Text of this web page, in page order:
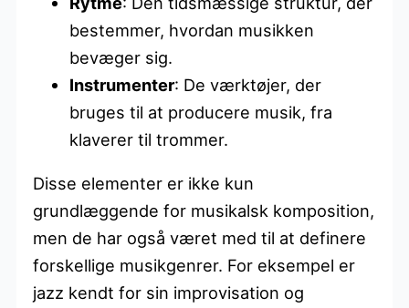
bestemmer, hvordan musikken
bevæger sig.
Instrumenter: De værktøjer, der
bruges til at producere musik, fra
klaverer til trommer.
Disse elementer er ikke kun
grundlæggende for musikalsk komposition,
men de har også været med til at definere
forskellige musikgenrer. For eksempel er
jazz kendt for sin improvisation og